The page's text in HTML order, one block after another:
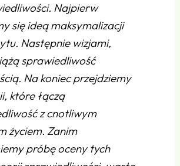
Najpierw
się ideą maksymalizacji
Następnie wizjami,
sprawiedliwość
Na koniec przejdziemy
które łączą
z cnotliwym
życiem. Zanim
próbę oceny tych